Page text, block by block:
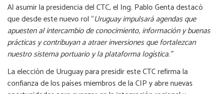
Al asumir la presidencia del CTC, el Ing. Pablo Genta destacó
que desde este nuevo rol “Uruguay impulsará agendas que
apuesten al intercambio de conocimiento, información y buenas
prácticas y contribuyan a atraer inversiones que fortalezcan
nuestro sistema portuario y la plataforma logística.”
La elección de Uruguay para presidir este CTC refirma la
confianza de los países miembros de la CIP y abre nuevas